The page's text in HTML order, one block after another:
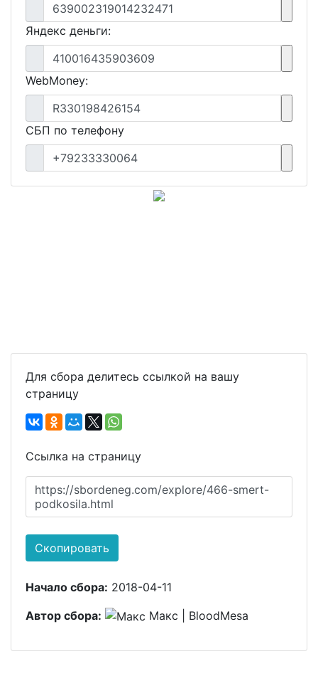
639002319014232471
Яндекс деньги:
410016435903609
WebMoney:
R330198426154
СБП по телефону
+79233330064
Для сбора делитесь ссылкой на вашу
страницу
Ссылка на страницу
https://sbordeneg.com/explore/466-smert-
podkosila.html
Скопировать
Начало сбора: 2018-04-11
Автор сбора:
Макс | BloodMesa